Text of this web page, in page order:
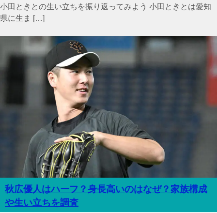
小田ときとの生い立ちを振り返ってみよう 小田ときとは愛知
県に生ま […]
秋広優人はハーフ？身長高いのはなぜ？家族構成
や生い立ちを調査